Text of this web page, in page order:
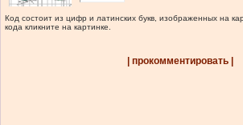
Код состоит из цифр и латинских букв, изображенных на
кода кликните на картинке.
| прокомментировать |